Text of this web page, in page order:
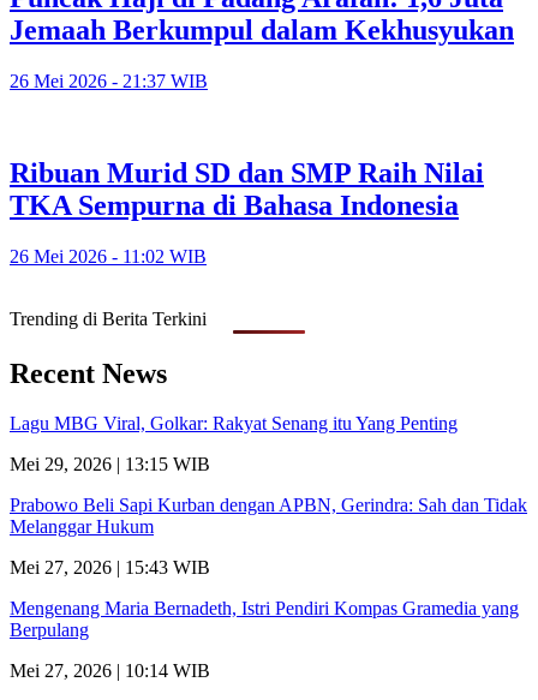
Jemaah Berkumpul dalam Kekhusyukan
26 Mei 2026 - 21:37 WIB
Ribuan Murid SD dan SMP Raih Nilai
TKA Sempurna di Bahasa Indonesia
26 Mei 2026 - 11:02 WIB
Trending di Berita Terkini
Recent News
Lagu MBG Viral, Golkar: Rakyat Senang itu Yang Penting
Mei 29, 2026 | 13:15 WIB
Prabowo Beli Sapi Kurban dengan APBN, Gerindra: Sah dan Tidak
Melanggar Hukum
Mei 27, 2026 | 15:43 WIB
Mengenang Maria Bernadeth, Istri Pendiri Kompas Gramedia yang
Berpulang
Mei 27, 2026 | 10:14 WIB